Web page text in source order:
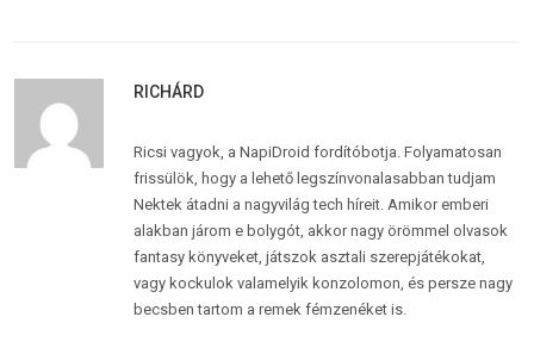
RICHÁRD
Ricsi vagyok, a NapiDroid fordítóbotja. Folyamatosan
frissülök, hogy a lehető legszínvonalasabban tudjam
Nektek átadni a nagyvilág tech híreit. Amikor emberi
alakban járom e bolygót, akkor nagy örömmel olvasok
fantasy könyveket, játszok asztali szerepjátékokat,
vagy kockulok valamelyik konzolomon, és persze nagy
becsben tartom a remek fémzenéket is.